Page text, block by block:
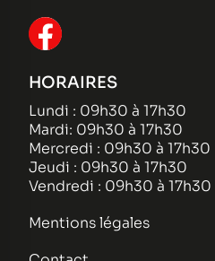
HORAIRES
Lundi : 09h30 à 17h30
Mardi: 09h30 à 17h30
Mercredi : 09h30 à 17h30
Jeudi : 09h30 à 17h30
Vendredi : 09h30 à 17h30
Mentions légales